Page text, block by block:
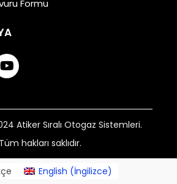
Formu
Atiker Sıralı Otogaz Sistemleri.
Tüm hakları saklıdır.
English (İngilizce)